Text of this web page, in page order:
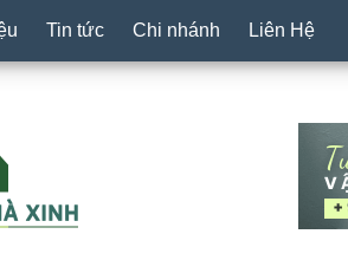
Tin tức Chi nhánh Liên Hệ